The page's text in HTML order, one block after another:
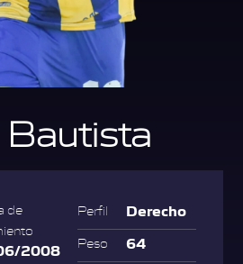
Bautista
de
2008
Perfil Derecho
Peso 64